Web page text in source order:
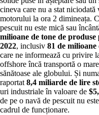
cineva care nu a stat niciodată
motorului la ora 2 dimineața.
pescuit nu este mică sau
milioane de tone de
2022, inclusiv 81 de
care ne informează cu privire
offshore încă transportă o
sănătoase ale globului. Și
raportat 8,4 miliarde de lire
uri industriale în valoare de
de pe o navă de pescuit nu
cadrul de funcționare.